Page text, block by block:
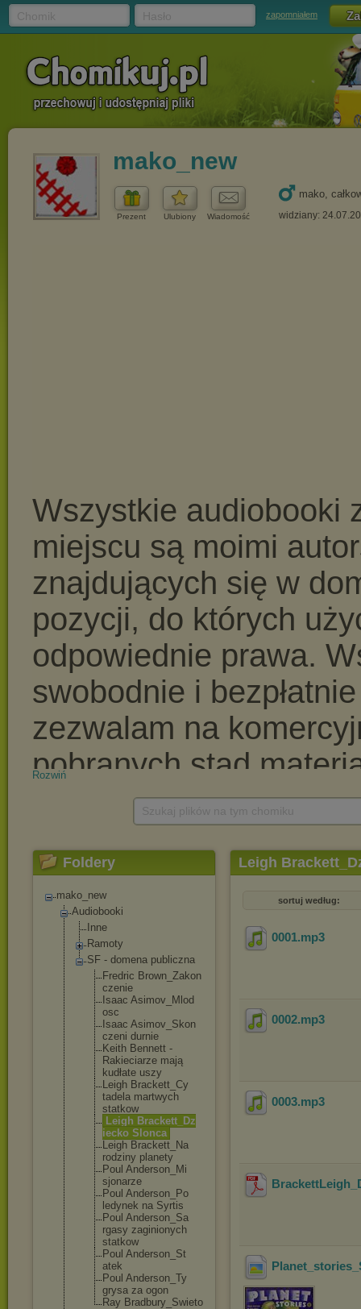
zapomniałem
mako_new
Prezent Ulubiony Wiadomość
mako,
widziany:
Rozwiń
Foldery
mako_new
Audiobooki
Inne
Ramoty
SF - domena publiczna
Fredric Brown_Zakon
czenie
Isaac Asimov_Mlod
osc
Isaac Asimov_Skon
czeni durnie
Keith Bennett -
Rakieciarze mają
kudłate uszy
Leigh Brackett_Cy
tadela martwych
statkow
Leigh Brackett_Dz
iecko Slonca
Leigh Brackett_Na
rodziny planety
Poul Anderson_Mi
sjonarze
Poul Anderson_Po
ledynek na Syrtis
Poul Anderson_Sa
rgasy zaginionych
statkow
Poul Anderson_St
atek
Poul Anderson_Ty
grysa za ogon
Ray Bradbury_Swieto
Leigh
sortuj według:
0001.mp3
0002.mp3
0003.mp3